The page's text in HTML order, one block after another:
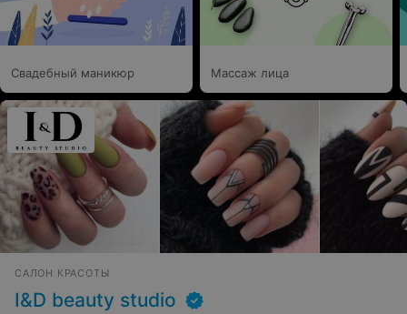
Свадебный маникюр Массаж лица
САЛОН КРАСОТЫ
I&D beauty studio